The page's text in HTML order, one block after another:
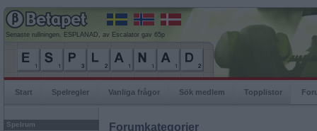
Senaste rullningen, ESPLANAD, av Escalator gav 65p
Start Spelregler Vanliga frågor Sök medlem Topplistor
Spelrum Forumkategorier